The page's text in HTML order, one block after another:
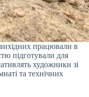
працювали в
підготували для
художники зі
та технічних